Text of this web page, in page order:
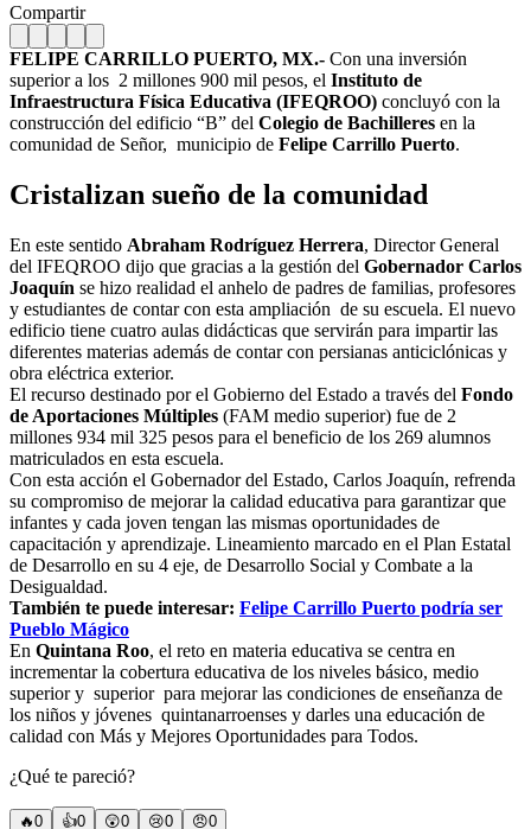
Compartir
FELIPE CARRILLO PUERTO, MX.- Con una inversión
superior a los 2 millones 900 mil pesos, el Instituto de
Infraestructura Física Educativa (IFEQROO) concluyó con la
construcción del edificio “B” del Colegio de Bachilleres en la
comunidad de Señor, municipio de Felipe Carrillo Puerto.
Cristalizan sueño de la comunidad
En este sentido Abraham Rodríguez Herrera, Director General
del IFEQROO dijo que gracias a la gestión del Gobernador Carlos
Joaquín se hizo realidad el anhelo de padres de familias, profesores
y estudiantes de contar con esta ampliación de su escuela. El nuevo
edificio tiene cuatro aulas didácticas que servirán para impartir las
diferentes materias además de contar con persianas anticiclónicas y
obra eléctrica exterior.
El recurso destinado por el Gobierno del Estado a través del Fondo
de Aportaciones Múltiples (FAM medio superior) fue de 2
millones 934 mil 325 pesos para el beneficio de los 269 alumnos
matriculados en esta escuela.
Con esta acción el Gobernador del Estado, Carlos Joaquín, refrenda
su compromiso de mejorar la calidad educativa para garantizar que
infantes y cada joven tengan las mismas oportunidades de
capacitación y aprendizaje. Lineamiento marcado en el Plan Estatal
de Desarrollo en su 4 eje, de Desarrollo Social y Combate a la
Desigualdad.
También te puede interesar: Felipe Carrillo Puerto podría ser
Pueblo Mágico
En Quintana Roo, el reto en materia educativa se centra en
incrementar la cobertura educativa de los niveles básico, medio
superior y superior para mejorar las condiciones de enseñanza de
los niños y jóvenes quintanarroenses y darles una educación de
calidad con Más y Mejores Oportunidades para Todos.
¿Qué te pareció?
🔥0 👍0 😲0 😢0 😠0